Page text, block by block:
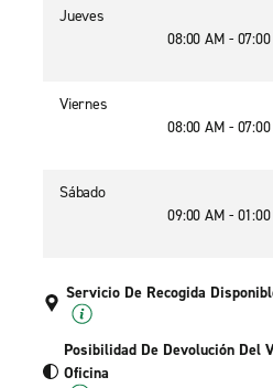
Jueves
08:00 AM -
Viernes
08:00 AM -
Sábado
09:00 AM -
Servicio De Recogida
Posibilidad De Devolución Del
Oficina